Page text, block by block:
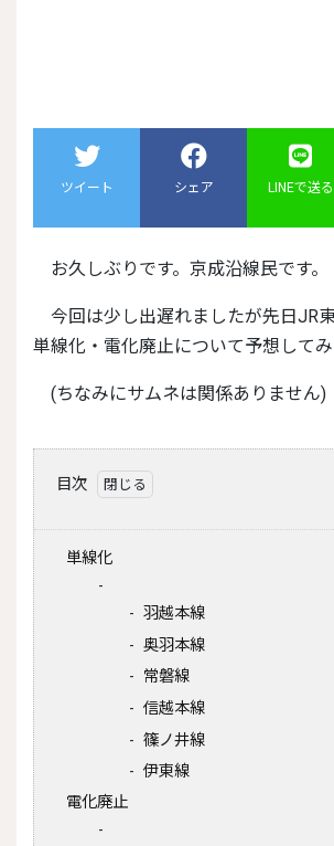
ツイート シェア LINEで送る
お久しぶりです。京成沿線民です。
今回は少し出遅れましたが先日JR東日本が発表した
単線化・電化廃止について予想してみ
(ちなみにサムネは関係ありません)
目次
単線化
羽越本線
奥羽本線
常磐線
信越本線
篠ノ井線
伊東線
電化廃止